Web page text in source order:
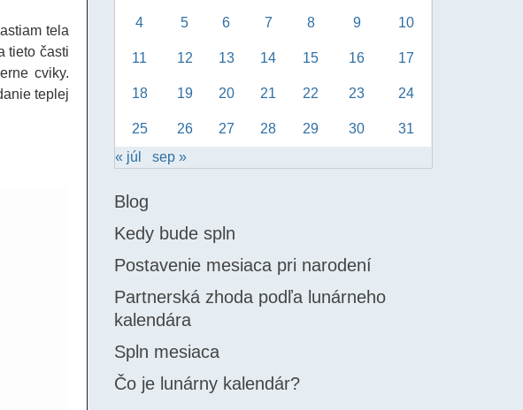
tela
tieto časti
cviky.
teplej
4 5 6 7 8 9 10
11 12 13 14 15 16 17
18 19 20 21 22 23 24
25 26 27 28 29 30
31
« júl
sep »
Blog
Kedy bude spln
Postavenie mesiaca pri narodení
Partnerská zhoda podľa lunárneho
kalendára
Spln mesiaca
Čo je lunárny kalendár?